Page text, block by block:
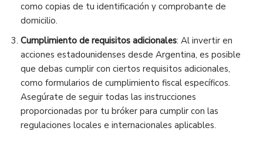
como copias de tu identificación y comprobante de
domicilio.
Cumplimiento de requisitos adicionales: Al invertir en
acciones estadounidenses desde Argentina, es posible
que debas cumplir con ciertos requisitos adicionales,
como formularios de cumplimiento fiscal específicos.
Asegúrate de seguir todas las instrucciones
proporcionadas por tu bróker para cumplir con las
regulaciones locales e internacionales aplicables.